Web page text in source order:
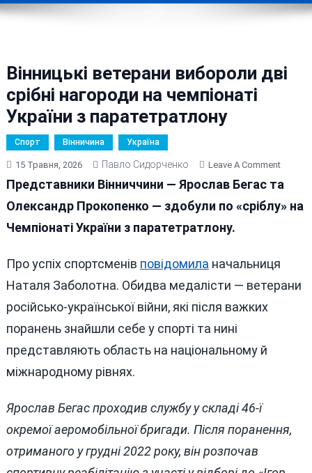
Вінницькі ветерани вибороли дві
срібні нагороди на чемпіонаті
України з паратетратлону
Спорт Вінничина Україна
15 Травня, 2026 Павло Сидорченко Leave A CommentOn
Представники Вінниччини — Ярослав Бегас та
Олександр Прокопенко — здобули по «сріблу» на
Чемпіонаті України з паратетратлону.
Про успіх спортсменів повідомила начальниця
Наталя Заболотна. Обидва медалісти — ветерани
російсько-української війни, які після важких
поранень знайшли себе у спорті та нині
представляють область на національному й
міжнародному рівнях.
Ярослав Бегас проходив службу у складі 46-ї
окремої аеромобільної бригади. Після поранення,
отриманого у грудні 2022 року, він розпочав